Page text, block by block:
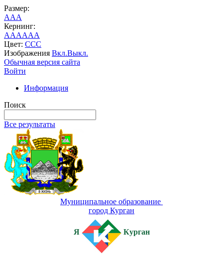
Размер:
AAA
Кернинг:
AAAAAA
Цвет: CCC
Изображения Вкл.Выкл.
Обычная версия сайта
Войти
Информация
Поиск
Все результаты
Муниципальное образование
город Курган
Я Курган